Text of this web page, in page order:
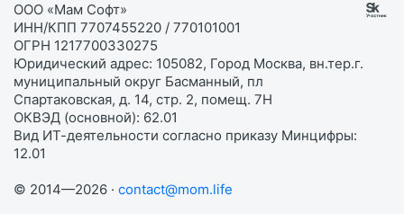
ООО «Мам Софт»
ИНН/КПП 7707455220 / 770101001
ОГРН 1217700330275
Юридический адрес: 105082, Город Москва, вн.тер.г.
муниципальный округ Басманный, пл
Спартаковская, д. 14, стр. 2, помещ. 7Н
ОКВЭД (основной): 62.01
Вид ИТ-деятельности согласно приказу Минцифры:
12.01
© 2014—2026 · contact@mom.life